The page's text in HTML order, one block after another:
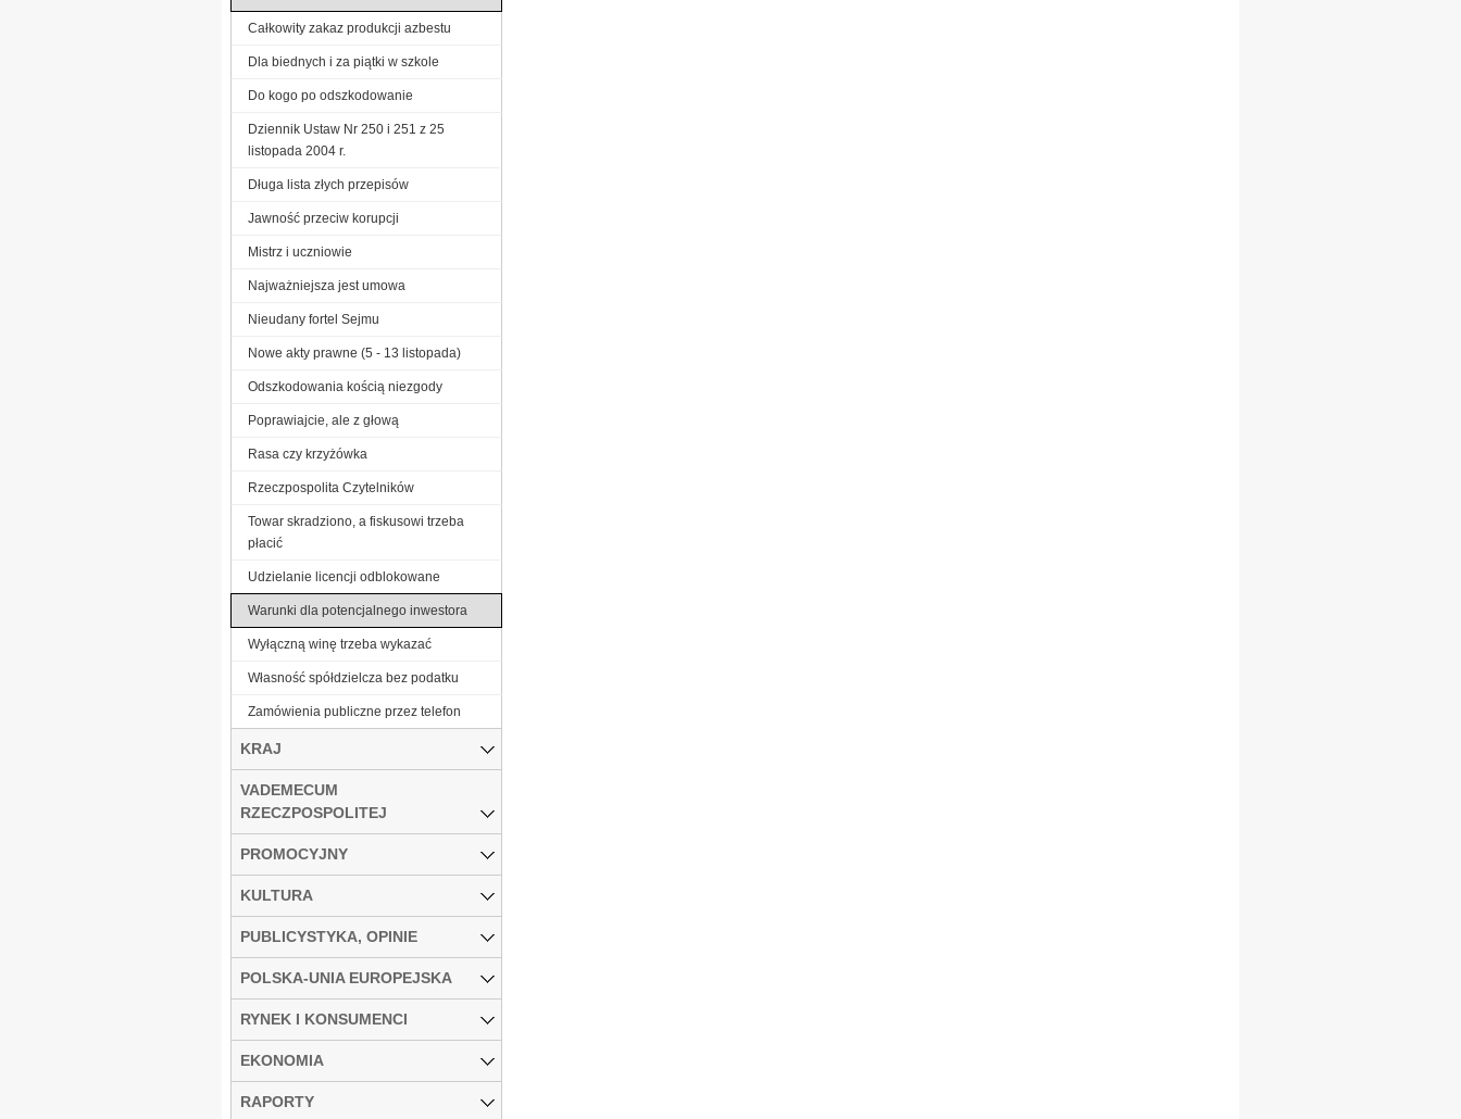
Całkowity zakaz produkcji azbestu
Dla biednych i za piątki w szkole
Do kogo po odszkodowanie
Dziennik Ustaw Nr 250 i 251 z 25
listopada 2004 r.
Długa lista złych przepisów
Jawność przeciw korupcji
Mistrz i uczniowie
Najważniejsza jest umowa
Nieudany fortel Sejmu
Nowe akty prawne (5 - 13 listopada)
Odszkodowania kością niezgody
Poprawiajcie, ale z głową
Rasa czy krzyżówka
Rzeczpospolita Czytelników
Towar skradziono, a fiskusowi trzeba
płacić
Udzielanie licencji odblokowane
Warunki dla potencjalnego inwestora
Wyłączną winę trzeba wykazać
Własność spółdzielcza bez podatku
Zamówienia publiczne przez telefon
KRAJ
VADEMECUM
RZECZPOSPOLITEJ
PROMOCYJNY
KULTURA
PUBLICYSTYKA, OPINIE
POLSKA-UNIA EUROPEJSKA
RYNEK I KONSUMENCI
EKONOMIA
RAPORTY